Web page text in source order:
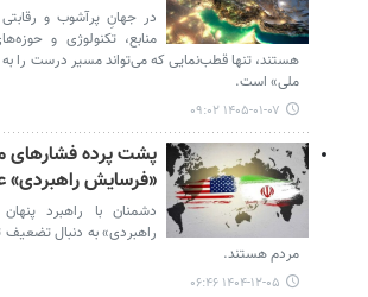
در جهانِ پرآشوب و
منابع، تکنولوژی و
هستند، تنها قطب‌نمایی که می‌تواند مسیر درست را
ملی» است.
۱۴۰۵-۰۱-۰۷ ۰۹:۰۲
پشت پرده فشارهای
«فرسایش راهبردی»
دشمنان با راهبرد
راهبردی» به دنبال
مردم هستند.
۱۴۰۴-۱۲-۰۵ ۰۶:۴۶